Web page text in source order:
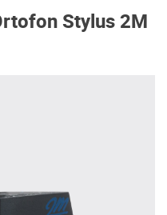
Stylus 2M